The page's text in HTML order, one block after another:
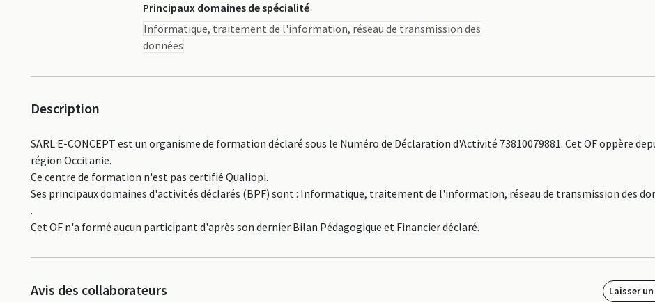
Principaux domaines de spécialité
Informatique, traitement de l'information, réseau de transmission des
données
Description
SARL E-CONCEPT est un organisme de formation déclaré sous le Numéro de Déclaration d'Activité 73810079881. Cet OF oppère
région Occitanie.
Ce centre de formation n'est pas certifié Qualiopi.
Ses principaux domaines d'activités déclarés (BPF) sont : Informatique, traitement de l'information, réseau de transmission des
.
Cet OF n'a formé aucun participant d'après son dernier Bilan Pédagogique et Financier déclaré.
Avis des collaborateurs Laisser